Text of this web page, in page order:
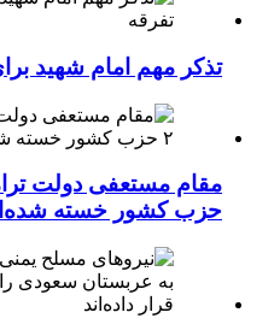
تذکر مهم امام شهید
حزب کشور خسته